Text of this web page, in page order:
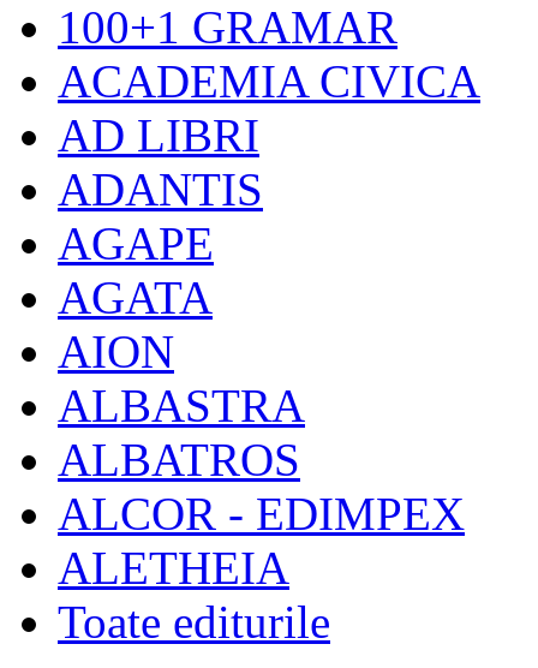
100+1 GRAMAR
ACADEMIA CIVICA
AD LIBRI
ADANTIS
AGAPE
AGATA
AION
ALBASTRA
ALBATROS
ALCOR - EDIMPEX
ALETHEIA
Toate editurile